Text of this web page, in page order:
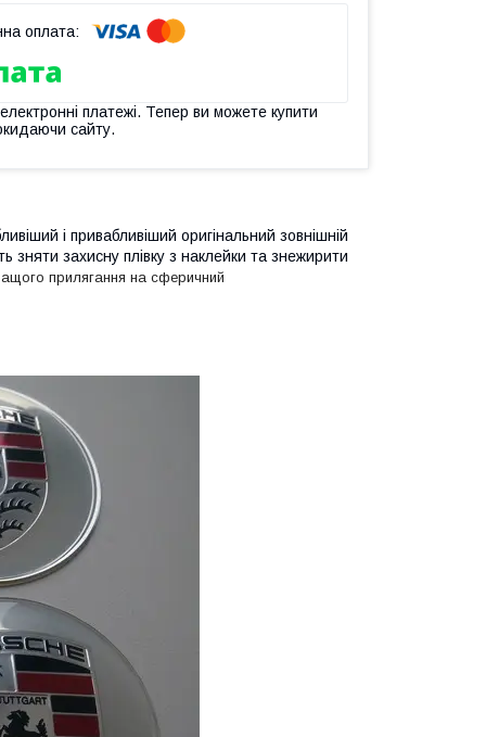
платежі. Тепер ви можете купити
сайту.
і привабливіший оригінальний зовнішній
захисну плівку з наклейки та знежирити
прилягання на сферичний